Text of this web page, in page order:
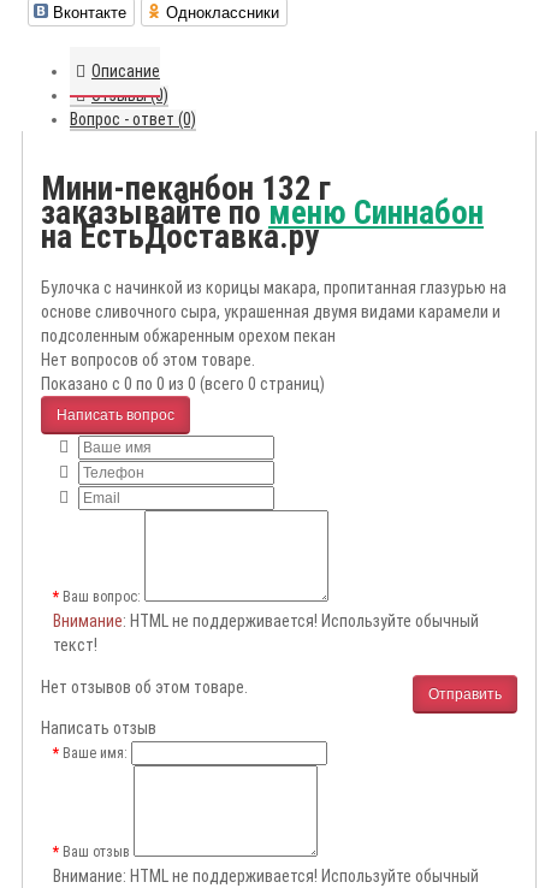
Вконтакте Одноклассники
Описание
Отзывы (0)
Вопрос - ответ (0)
Мини-пеканбон 132 г
заказывайте по меню Синнабон
на ЕстьДоставка.ру
Булочка с начинкой из корицы макара, пропитанная глазурью на
основе сливочного сыра, украшенная двумя видами карамели и
подсоленным обжаренным орехом пекан
Нет вопросов об этом товаре.
Показано с 0 по 0 из 0 (всего 0 страниц)
Написать вопрос
Ваш вопрос:
Внимание: HTML не поддерживается! Используйте обычный
текст!
Отправить
Нет отзывов об этом товаре.
Написать отзыв
Ваше имя:
Ваш отзыв
Внимание: HTML не поддерживается! Используйте обычный